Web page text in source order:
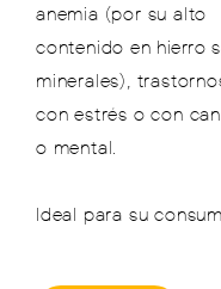
anemia (por su alto
contenidoen hierro
minerales),
con estrés o con
o mental.
Ideal para su